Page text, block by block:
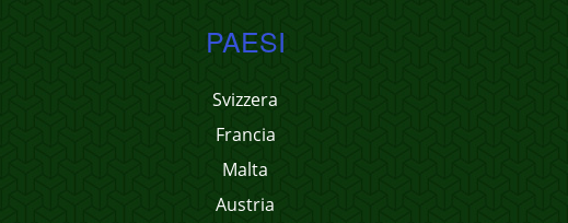
PAESI
Svizzera
Francia
Malta
Austria